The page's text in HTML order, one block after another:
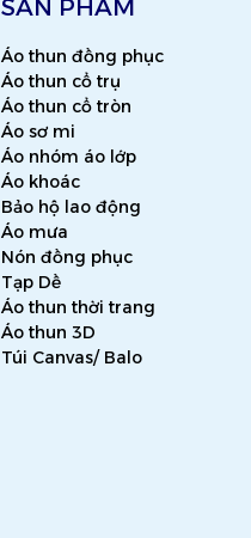
SẢN PHẨM
Áo thun đồng phục
Áo thun cổ trụ
Áo thun cổ tròn
Áo sơ mi
Áo nhóm áo lớp
Áo khoác
Bảo hộ lao động
Áo mưa
Nón đồng phục
Tạp Dề
Áo thun thời trang
Áo thun 3D
Túi Canvas/ Balo